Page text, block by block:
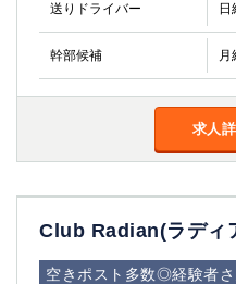
送りドライバー 日
幹部候補
求人
Club Radian(ラディ
空きポスト多数◎経験者